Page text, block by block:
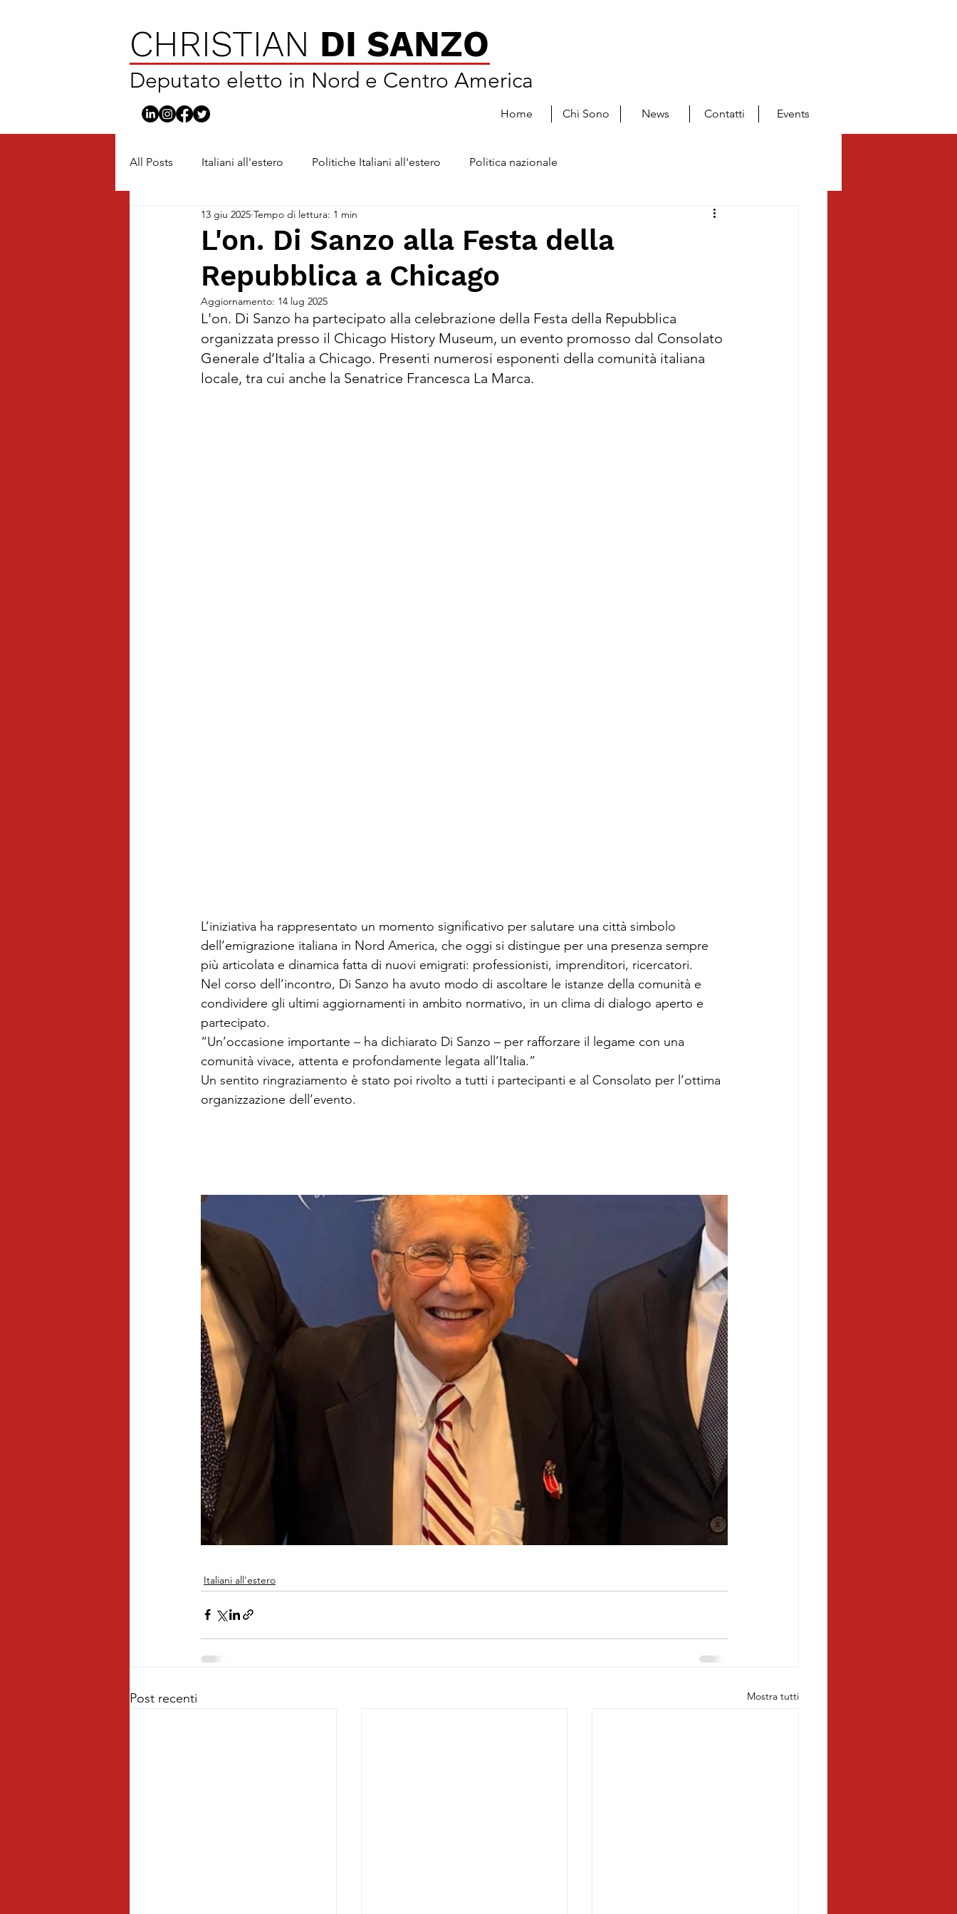
CHRISTIAN DI SANZO
Deputato eletto in Nord e Centro America
Home Chi Sono News Contatti Events
All Posts Italiani all'estero Politiche Italiani all'estero Politica nazionale
L'on. Di Sanzo alla Festa della
Repubblica a Chicago
13 giu 2025 Tempo di lettura: 1 min
Aggiornamento: 14 lug 2025
L'on. Di Sanzo ha partecipato alla celebrazione della Festa della Repubblica
organizzata presso il Chicago History Museum, un evento promosso dal Consolato
Generale d’Italia a Chicago. Presenti numerosi esponenti della comunità italiana
locale, tra cui anche la Senatrice Francesca La Marca.
L’iniziativa ha rappresentato un momento significativo per salutare una città simbolo
dell’emigrazione italiana in Nord America, che oggi si distingue per una presenza sempre
più articolata e dinamica fatta di nuovi emigrati: professionisti, imprenditori, ricercatori.
Nel corso dell’incontro, Di Sanzo ha avuto modo di ascoltare le istanze della comunità e
condividere gli ultimi aggiornamenti in ambito normativo, in un clima di dialogo aperto e
partecipato.
“Un’occasione importante – ha dichiarato Di Sanzo – per rafforzare il legame con una
comunità vivace, attenta e profondamente legata all’Italia.”
Un sentito ringraziamento è stato poi rivolto a tutti i partecipanti e al Consolato per l’ottima
organizzazione dell’evento.
Italiani all'estero
Post recenti Mostra tutti